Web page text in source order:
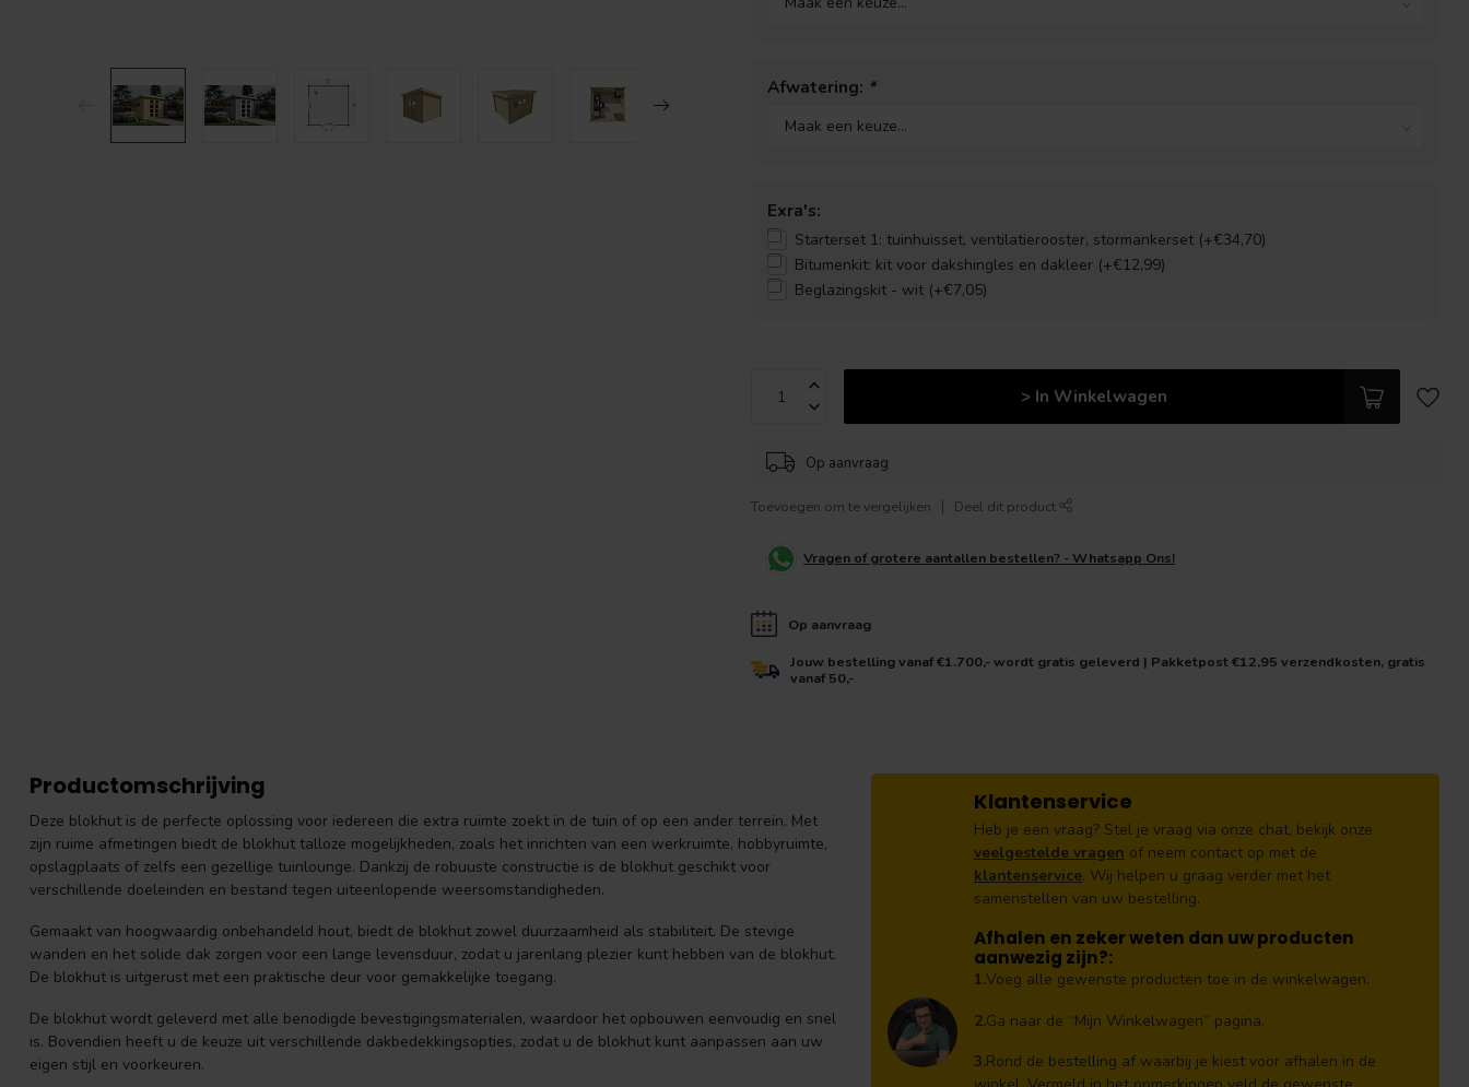
Afwatering: *
Exra's:
Starterset 1: tuinhuisset, ventilatierooster, stormankerset (+€34,70)
Bitumenkit: kit voor dakshingles en dakleer (+€12,99)
Beglazingskit - wit (+€7,05)
> In Winkelwagen
Op aanvraag
Toevoegen om te vergelijken Deel dit product
Vragen of grotere aantallen bestellen? - Whatsapp Ons!
Op aanvraag
Jouw bestelling vanaf €1.700,- wordt gratis geleverd | Pakketpost €12,95 verzendkosten, gratis
vanaf 50,-
Productomschrijving
Deze blokhut is de perfecte oplossing voor iedereen die extra ruimte zoekt in de tuin of op een ander terrein. Met
zijn ruime afmetingen biedt de blokhut talloze mogelijkheden, zoals het inrichten van een werkruimte, hobbyruimte,
opslagplaats of zelfs een gezellige tuinlounge. Dankzij de robuuste constructie is de blokhut geschikt voor
verschillende doeleinden en bestand tegen uiteenlopende weersomstandigheden.
Gemaakt van hoogwaardig onbehandeld hout, biedt de blokhut zowel duurzaamheid als stabiliteit. De stevige
wanden en het solide dak zorgen voor een lange levensduur, zodat u jarenlang plezier kunt hebben van de blokhut.
De blokhut is uitgerust met een praktische deur voor gemakkelijke toegang.
De blokhut wordt geleverd met alle benodigde bevestigingsmaterialen, waardoor het opbouwen eenvoudig en snel
is. Bovendien heeft u de keuze uit verschillende dakbedekkingsopties, zodat u de blokhut kunt aanpassen aan uw
eigen stijl en voorkeuren.
Klantenservice
Heb je een vraag? Stel je vraag via onze chat, bekijk onze
veelgestelde vragen of neem contact op met de
klantenservice. Wij helpen u graag verder met het
samenstellen van uw bestelling.
Afhalen en zeker weten dan uw producten
aanwezig zijn?:
1.Voeg alle gewenste producten toe in de winkelwagen.
2.Ga naar de “Mijn Winkelwagen” pagina.
3.Rond de bestelling af waarbij je kiest voor afhalen in de